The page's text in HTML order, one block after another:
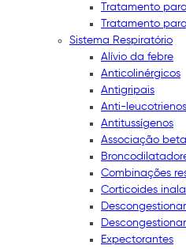
Tratamento
Tratamento
Sistema Respiratório
Alívio da febre
Anticolinérgicos
Antigripais
Anti-leucotrienos
Antitussígenos
Associação
Combinações
Corticoides
Expectorantes